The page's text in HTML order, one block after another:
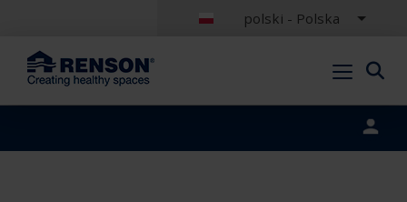
polski - Polska